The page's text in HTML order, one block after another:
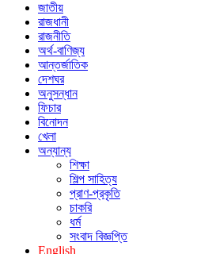
জাতীয়
রাজধানী
রাজনীতি
অর্থ-বাণিজ্য
আন্তর্জাতিক
দেশঘর
অনুসন্ধান
ফিচার
বিনোদন
খেলা
অন্যান্য
শিক্ষা
শিল্প সাহিত্য
প্রাণ-প্রকৃতি
চাকরি
ধর্ম
সংবাদ বিজ্ঞপ্তি
English